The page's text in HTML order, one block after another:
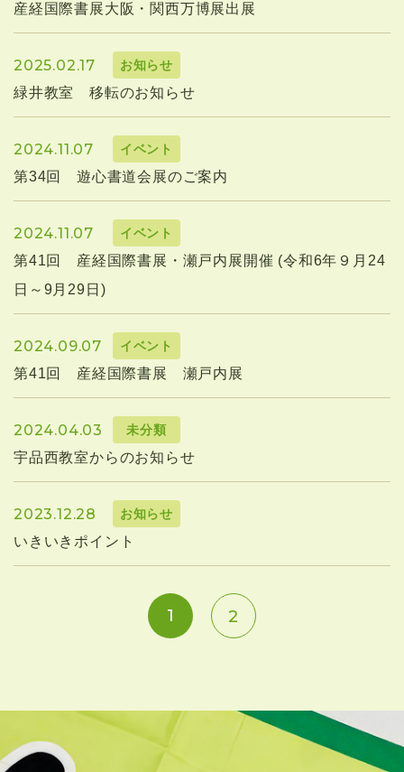
産経国際書展大阪・関西万博展出展
2025.02.17 お知らせ
緑井教室 移転のお知らせ
2024.11.07 イベント
第34回 遊心書道会展のご案内
2024.11.07 イベント
第41回 産経国際書展・瀬戸内展開催 (令和6年９月24
日～9月29日)
2024.09.07 イベント
第41回 産経国際書展 瀬戸内展
2024.04.03 未分類
宇品西教室からのお知らせ
2023.12.28 お知らせ
いきいきポイント
1 2